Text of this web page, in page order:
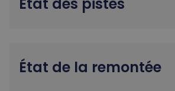
État de la remontée